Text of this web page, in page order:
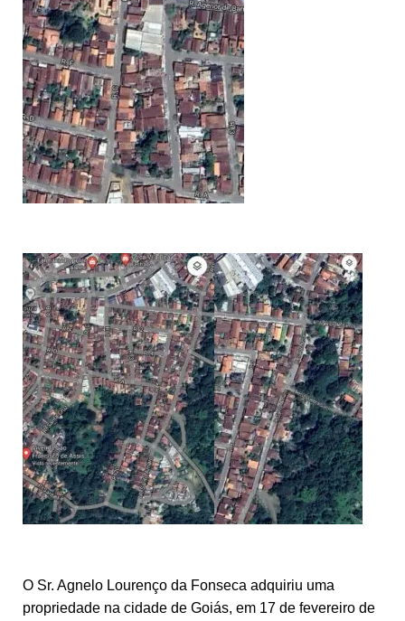
O Sr. Agnelo Lourenço da Fonseca adquiriu uma
propriedade na cidade de Goiás, em 17 de fevereiro de